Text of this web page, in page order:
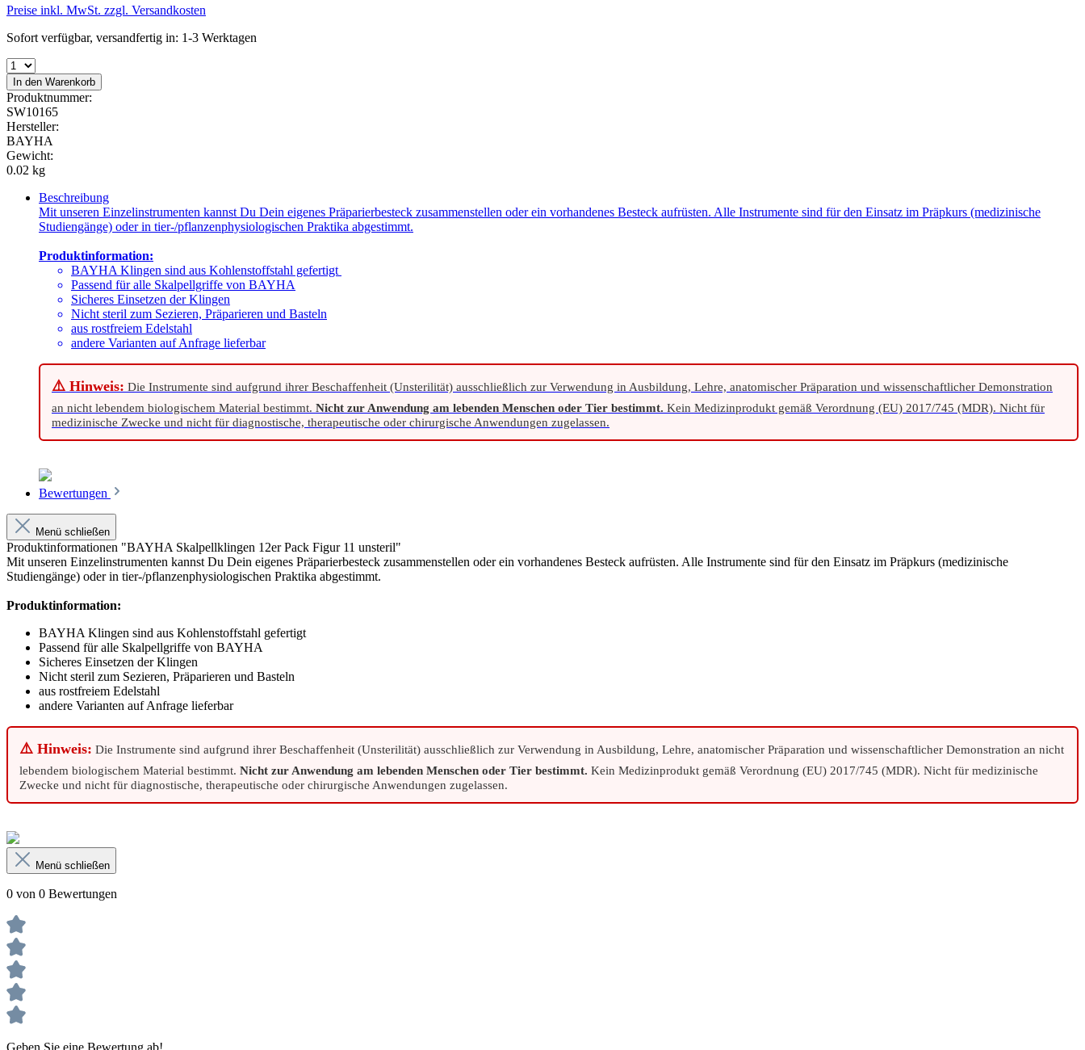
Preise inkl. MwSt. zzgl. Versandkosten
Sofort verfügbar, versandfertig in: 1-3 Werktagen
In den Warenkorb
Produktnummer:
SW10165
Hersteller:
BAYHA
Gewicht:
0.02 kg
Beschreibung
Mit unseren Einzelinstrumenten kannst Du Dein eigenes Präparierbesteck zusammenstellen oder ein vorhandenes Besteck aufrüsten. Alle Instrumente sind für den Einsatz im Präpkurs (medizinische
Studiengänge) oder in tier-/pflanzenphysiologischen Praktika abgestimmt.
Produktinformation:
BAYHA Klingen sind aus Kohlenstoffstahl gefertigt
Passend für alle Skalpellgriffe von BAYHA
Sicheres Einsetzen der Klingen
Nicht steril zum Sezieren, Präparieren und Basteln
aus rostfreiem Edelstahl
andere Varianten auf Anfrage lieferbar
⚠️ Hinweis: Die Instrumente sind aufgrund ihrer Beschaffenheit (Unsterilität) ausschließlich zur Verwendung in Ausbildung, Lehre, anatomischer Präparation und wissenschaftlicher Demonstration
an nicht lebendem biologischem Material bestimmt. Nicht zur Anwendung am lebenden Menschen oder Tier bestimmt. Kein Medizinprodukt gemäß Verordnung (EU) 2017/745 (MDR). Nicht für
medizinische Zwecke und nicht für diagnostische, therapeutische oder chirurgische Anwendungen zugelassen.
Bewertungen
Menü schließen
Produktinformationen "BAYHA Skalpellklingen 12er Pack Figur 11 unsteril"
Mit unseren Einzelinstrumenten kannst Du Dein eigenes Präparierbesteck zusammenstellen oder ein vorhandenes Besteck aufrüsten. Alle Instrumente sind für den Einsatz im Präpkurs (medizinische
Studiengänge) oder in tier-/pflanzenphysiologischen Praktika abgestimmt.
Produktinformation:
BAYHA Klingen sind aus Kohlenstoffstahl gefertigt
Passend für alle Skalpellgriffe von BAYHA
Sicheres Einsetzen der Klingen
Nicht steril zum Sezieren, Präparieren und Basteln
aus rostfreiem Edelstahl
andere Varianten auf Anfrage lieferbar
⚠️ Hinweis: Die Instrumente sind aufgrund ihrer Beschaffenheit (Unsterilität) ausschließlich zur Verwendung in Ausbildung, Lehre, anatomischer Präparation und wissenschaftlicher Demonstration an nicht
lebendem biologischem Material bestimmt. Nicht zur Anwendung am lebenden Menschen oder Tier bestimmt. Kein Medizinprodukt gemäß Verordnung (EU) 2017/745 (MDR). Nicht für medizinische
Zwecke und nicht für diagnostische, therapeutische oder chirurgische Anwendungen zugelassen.
Menü schließen
0 von 0 Bewertungen
Geben Sie eine Bewertung ab!